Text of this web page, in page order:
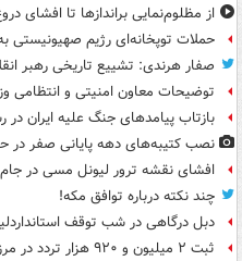
از مظلوم‌نمایی براندازها تا افشای
حملات توپخانه‌ای رژیم صهیونیستی
صفار هرندی: تشییع تاریخی رهبر
توضیحات معاون امنیتی و انتظامی
بازتاب پیامدهای جنگ علیه ایران در
نصب کتیبه‌های دهه پایانی صفر در
افشای نقشه ترور لیونل مسی در جام
چند نکته درباره توافق مکه!
دبل درگاهی در شب توقف
ثبت ۲ میلیون و ۹۲۰ هزار تردد در مرز مهران طی ایام اربعین